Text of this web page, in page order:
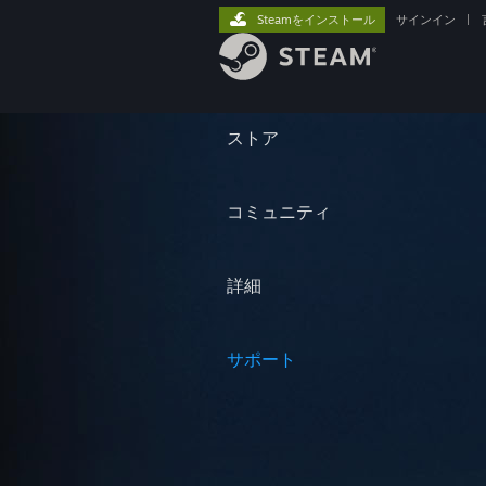
ストア
コミュニティ
詳細
サポート
Steamをインストール サインイン